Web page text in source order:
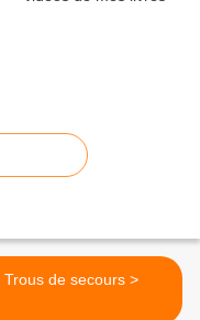
Trous de secours >